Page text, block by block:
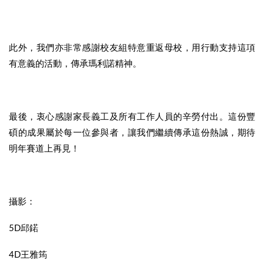
此外，我們亦非常感謝校友組特意重返母校，用行動支持這項
有意義的活動，傳承瑪利諾精神。
最後，衷心感謝家長義工及所有工作人員的辛勞付出。這份豐
碩的成果屬於每一位參與者，讓我們繼續傳承這份熱誠，期待
明年賽道上再見！
攝影：
5D邱鍩
4D王雅筠